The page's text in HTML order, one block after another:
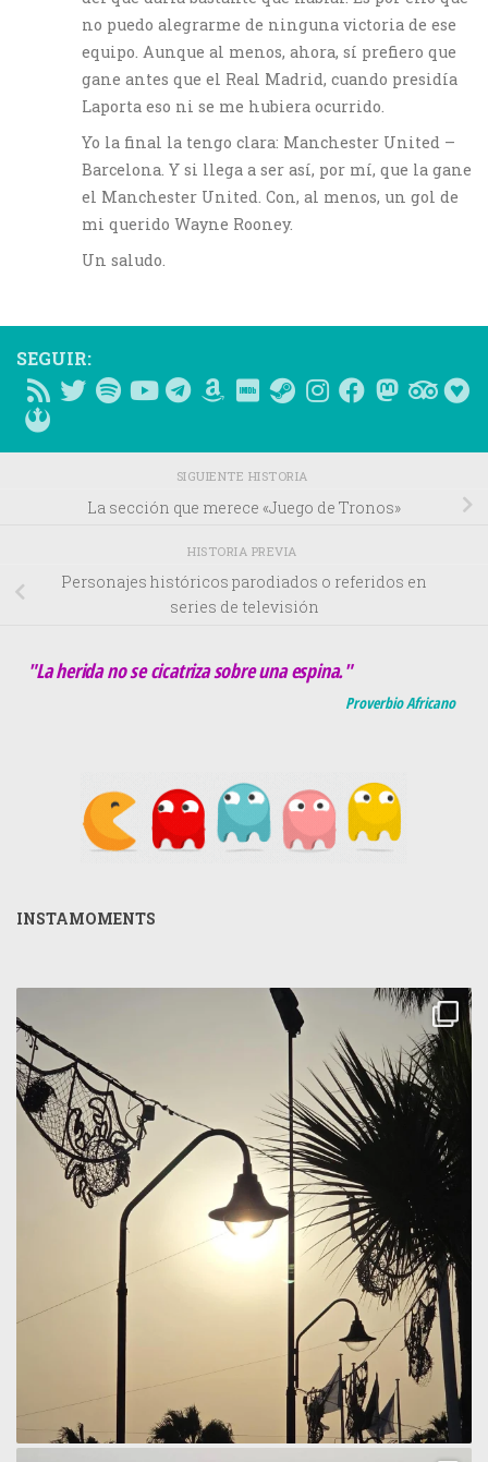
no puedo alegrarme de ninguna victoria de ese
equipo. Aunque al menos, ahora, sí prefiero que
gane antes que el Real Madrid, cuando presidía
Laporta eso ni se me hubiera ocurrido.
Yo la final la tengo clara: Manchester United –
Barcelona. Y si llega a ser así, por mí, que la gane
el Manchester United. Con, al menos, un gol de
mi querido Wayne Rooney.
Un saludo.
SEGUIR:
SIGUIENTE HISTORIA
La sección que merece «Juego de Tronos»
HISTORIA PREVIA
Personajes históricos parodiados o referidos en
series de televisión
"La herida no se cicatriza sobre una espina."
Proverbio Africano
INSTAMOMENTS